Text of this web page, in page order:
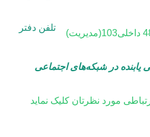
تلفن دفتر
داخلی103(مدیریت)
در شبکه‌های اجتماعی
مورد نظرتان کلیک نماید